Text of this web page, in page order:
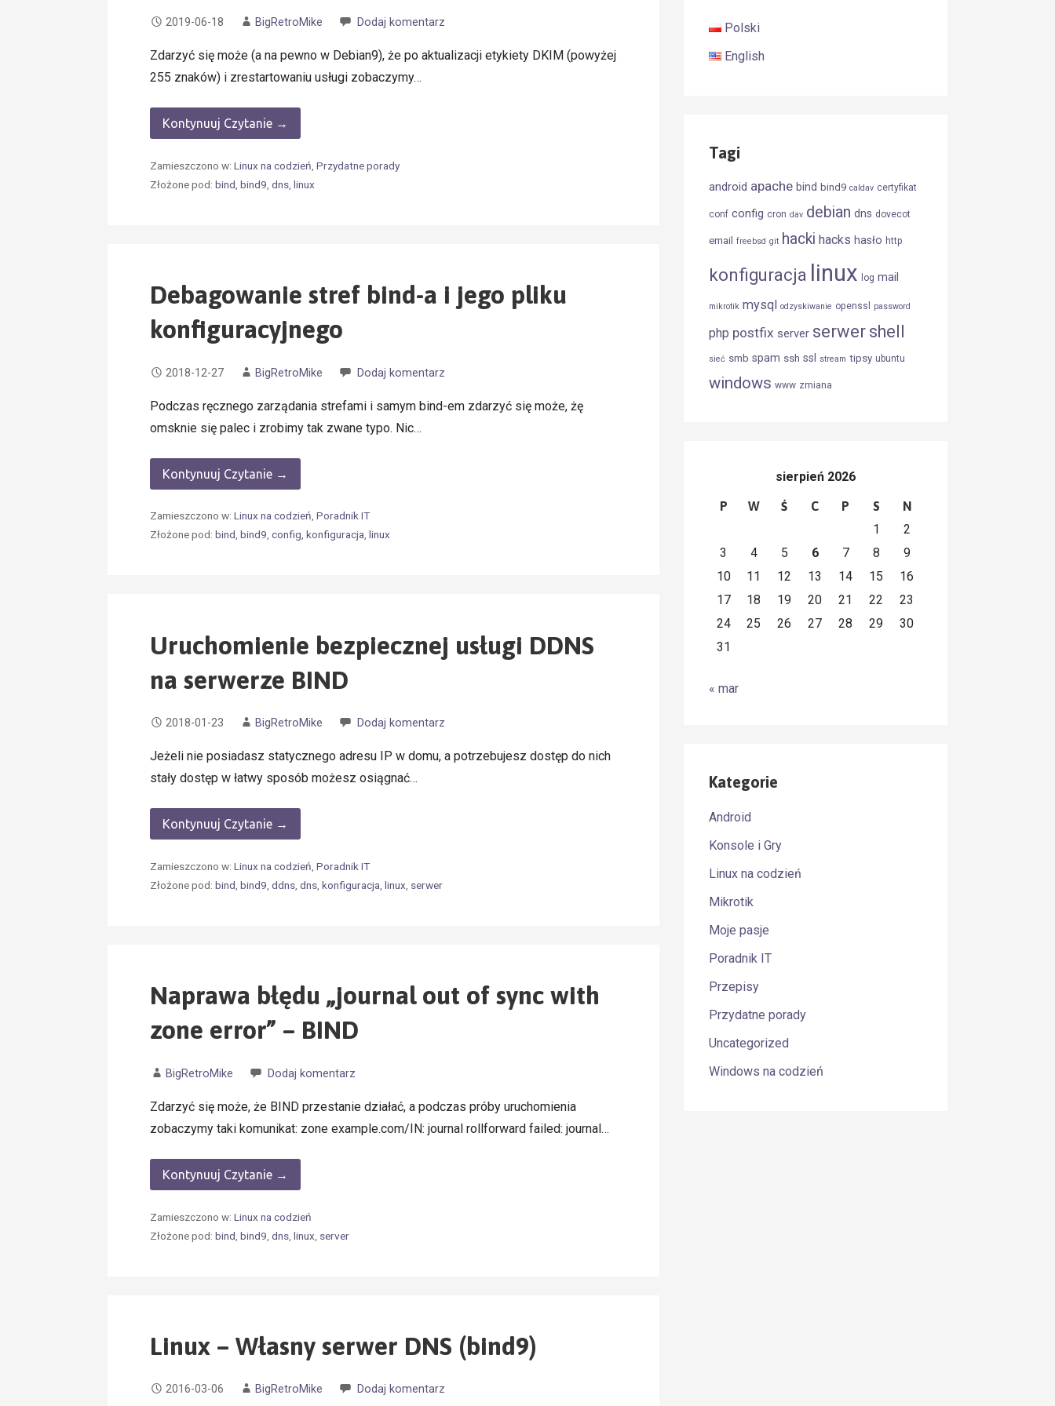
2019-06-18 BigRetroMike Dodaj komentarz
Zdarzyć się może (a na pewno w Debian9), że po aktualizacji etykiety DKIM (powyżej
255 znaków) i zrestartowaniu usługi zobaczymy…
Kontynuuj Czytanie →
Zamieszczono w:Linux na codzień ,Przydatne porady
Złożone pod:bind ,bind9 ,dns ,linux
Debagowanie stref bind-a i jego pliku
konfiguracyjnego
2018-12-27 BigRetroMike Dodaj komentarz
Podczas ręcznego zarządania strefami i samym bind-em zdarzyć się może, żę
omsknie się palec i zrobimy tak zwane typo. Nic…
Kontynuuj Czytanie →
Zamieszczono w:Linux na codzień,Poradnik IT
Złożone pod:bind,bind9,config,konfiguracja,linux
Uruchomienie bezpiecznej usługi DDNS
na serwerze BIND
2018-01-23 BigRetroMike Dodaj komentarz
Jeżeli nie posiadasz statycznego adresu IP w domu, a potrzebujesz dostęp do nich
stały dostęp w łatwy sposób możesz osiągnać…
Kontynuuj Czytanie →
Zamieszczono w:Linux na codzień ,Poradnik IT
Złożone pod:bind ,bind9 ,ddns ,dns ,konfiguracja ,linux serwer
Naprawa błędu „journal out of sync with
zone error” – BIND
BigRetroMike Dodaj komentarz
Zdarzyć się może, że BIND przestanie działać, a podczas próby uruchomienia
zobaczymy taki komunikat: zone example.com/IN: journal rollforward failed: journal…
Kontynuuj Czytanie →
Zamieszczono w:Linux na codzień
Złożone pod:bind ,bind9 ,dns ,linux server
Linux – Własny serwer DNS (bind9)
2016-03-06 BigRetroMike Dodaj komentarz
Polski
English
Tagi
android apache bind bind9 caldav certyfikat
conf config cron dav debian dns dovecot
email freebsd git hacki hacks hasło http
konfiguracja linux log mail
mikrotik mysql odzyskiwanie openssl password
php postfix server serwer shell
sieć smb spam ssh ssl stream tipsy ubuntu
windows www zmiana
sierpień 2026
P W Ś C P S N
1
2
3
4 5 6 7 8
9
10
11 12 13 14 15
16
17
18 19 20 21 22
23
24
25 26 27 28 29
30
31
« mar
Kategorie
Android
Konsole i Gry
Linux na codzień
Mikrotik
Moje pasje
Poradnik IT
Przepisy
Przydatne porady
Uncategorized
Windows na codzień